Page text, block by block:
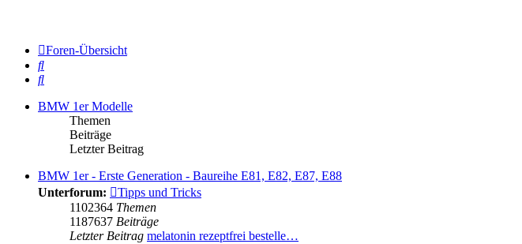
Foren-Übersicht
Suche
Suche
BMW 1er Modelle
Themen
Beiträge
Letzter Beitrag
BMW 1er - Erste Generation - Baureihe E81, E82, E87, E88
Unterforum:
Tipps und Tricks
1102364 Themen
1187637 Beiträge
Letzter Beitrag melatonin rezeptfrei bestelle…